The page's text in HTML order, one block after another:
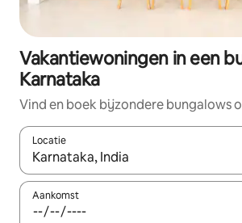
Vakantiewoningen in een
Karnataka
Vind en boek bijzondere bungalows
Locatie
Wanneer er suggesties beschikbaar
Aankomst